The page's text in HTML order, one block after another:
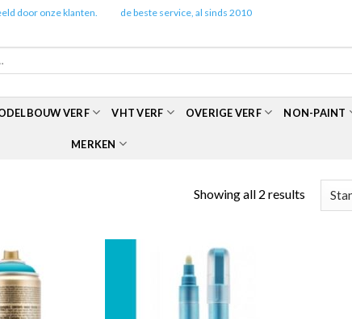
door onze klanten. de beste service, al sinds 2010
VERF VHT VERF OVERIGE VERF NON-PAINT
MERKEN
Showing all 2 results